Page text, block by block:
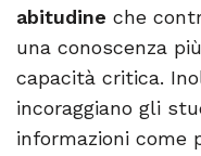
abitudine che
una conoscenza
capacità critica.
incoraggiano gli
informazioni come